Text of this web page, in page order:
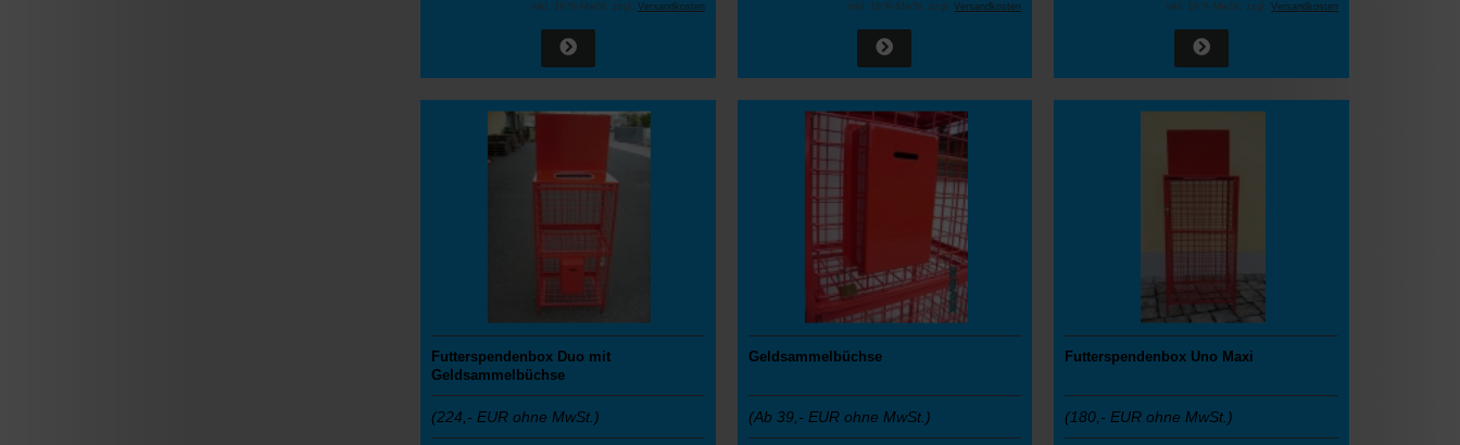
inkl. 19 % MwSt. zzgl. Versandkosten inkl. 19 % MwSt. zzgl.Versandkosten inkl. 19 % MwSt. zzgl. Versandkosten
Futterspendenbox Duo mit
Geldsammelbüchse
(224,- EUR ohne MwSt.)
Geldsammelbüchse
(Ab 39,- EUR ohne MwSt.)
Futterspendenbox Uno Maxi
(180,- EUR ohne MwSt.)